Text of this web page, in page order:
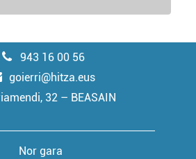
943 16 00 56
goierri@hitza.eus
32 – BEASAIN
Nor gara